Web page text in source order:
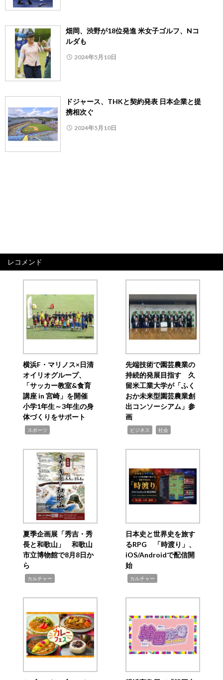
畑岡、渋野が18位発進 米女子ゴルフ、Nコ
ルダも
2024年5月10日
ドジャース、THKと契約発表 日本企業と提
携相次ぐ
2024年5月10日
レコメンド
横浜F・マリノス×日清
オイリオグループ、
「サッカー教室&食育
講座 in 宮崎」を開催
小学1年生～3年生の身
体づくりをサポート
スポーツ
先端技術で園芸農業の
持続的発展目指す 久
留米工業大学が「ふく
おか未来型園芸農業創
出コンソーシアム」参
画
ビジネス 社会
夏季企画展「秀吉・秀
長と和歌山」 和歌山
市立博物館で8月8日か
ら
カルチャー
日本史と世界史を旅す
るRPG 「時渡り」、
iOS/Androidで配信開
始
カルチャー